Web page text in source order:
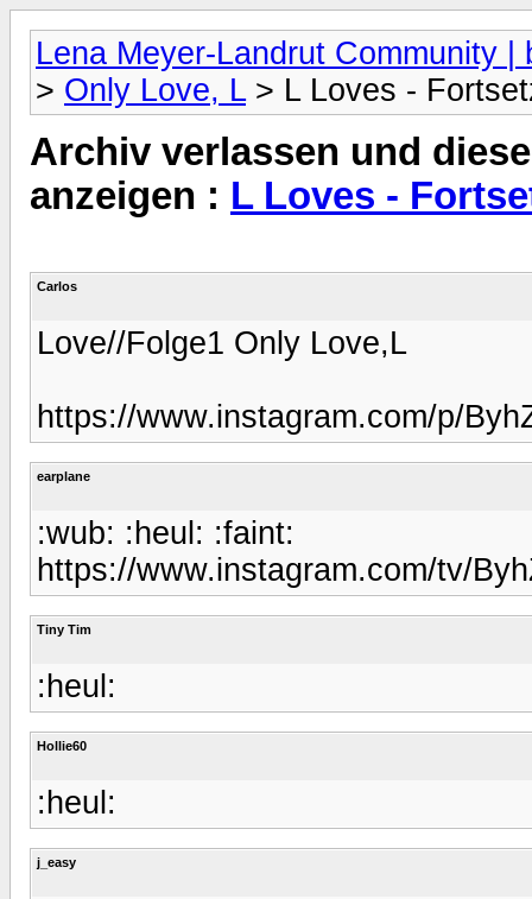
Lena Meyer-Landrut Community |
> Only Love, L> L Loves -
Archiv verlassen und
anzeigen : L Loves -
Carlos
Love//Folge1 Only Love,L
https://www.instagram.com/p/
earplane
:wub: :heul: :faint:
https://www.instagram.com/tv/
Tiny Tim
:heul:
Hollie60
:heul:
j_easy